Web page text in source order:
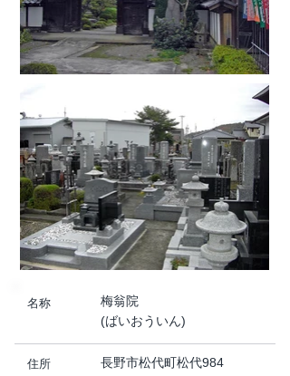
名称
住所
梅翁院
(ばいおういん)
長野市松代町松代984